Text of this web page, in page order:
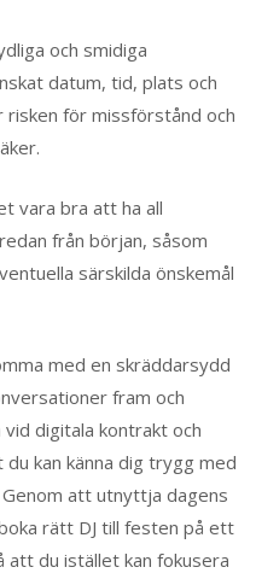
och smidiga
datum, tid, plats och
risken för missförstånd och
vara bra att ha all
från början, såsom
särskilda önskemål
med en skräddarsydd
fram och
vid digitala kontrakt och
kan känna dig trygg med
att utnyttja dagens
rätt DJ till festen på ett
du istället kan fokusera